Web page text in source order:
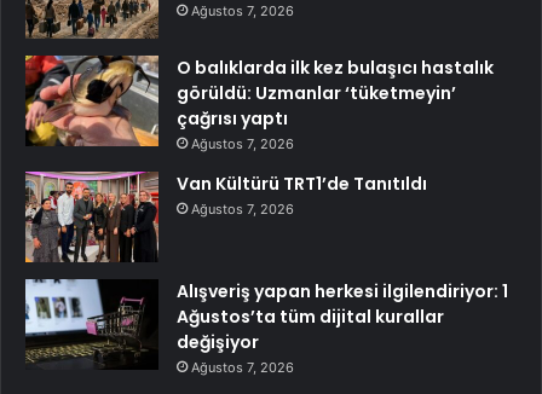
Ağustos 7, 2026
O balıklarda ilk kez bulaşıcı hastalık
görüldü: Uzmanlar ‘tüketmeyin’
çağrısı yaptı
Ağustos 7, 2026
Van Kültürü TRT1’de Tanıtıldı
Ağustos 7, 2026
Alışveriş yapan herkesi ilgilendiriyor: 1
Ağustos’ta tüm dijital kurallar
değişiyor
Ağustos 7, 2026